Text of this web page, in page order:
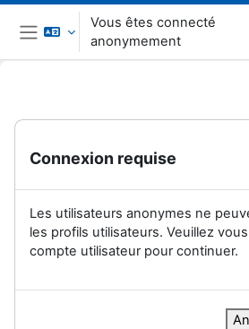
Passer au contenu principal
Panneau latéral
Vous êtes connecté
anonymement
Connexion requise
Les utilisateurs anonymes ne
les profils utilisateurs. Veuillez
compte utilisateur pour continuer.